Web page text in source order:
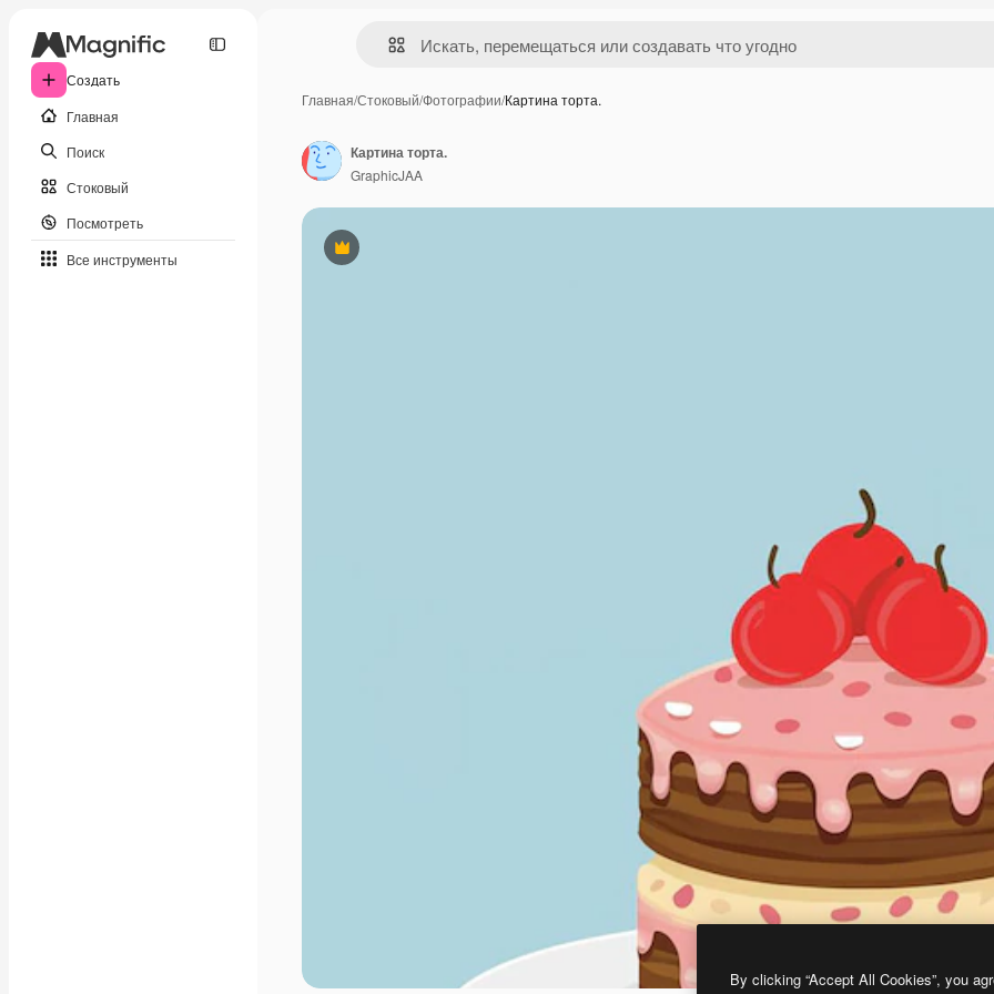
Создать
Главная
Поиск
Стоковый
Посмотреть
Все инструменты
Главная/Стоковый/Фотографии/Картина торта.
Премиум
Картина торта.
GraphicJAA
By clicking “Accept All Cookies”, you